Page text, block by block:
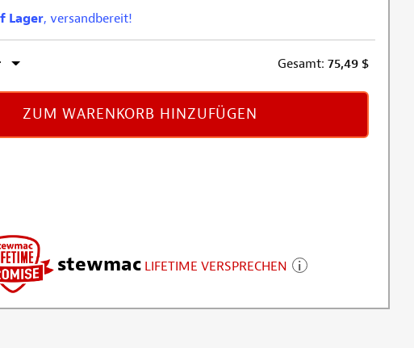
Lager, versandbereit!
Gesamt: 75,49 $
ZUM WARENKORB HINZUFÜGEN
stewmac LIFETIME VERSPRECHEN